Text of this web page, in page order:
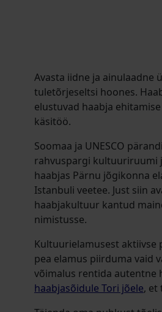
Avasta iidne ja ainulaadne
tuletõrjeseltsi hoones.
elustuvad haabja
käsitöö.
Soomaa ja UNESCO
rahvuspargi kultuuriruumi
haabjas Pärnu jõgikonna
Istanbuli veetee. Just siin
haabjakultuur kantud
nimistusse.
Kultuurielamusest aktiivse
pea elamus piirduma vaid
võimalus rentida autentne
haabjasõidule Tori jõele, et